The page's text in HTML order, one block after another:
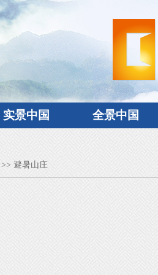
实景中国 全景中国
>> 避暑山庄